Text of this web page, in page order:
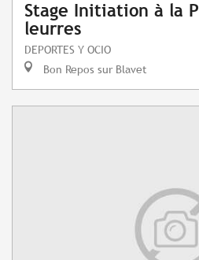
Stage Initiation à la
leurres
DEPORTES Y OCIO
Bon Repos sur Blavet